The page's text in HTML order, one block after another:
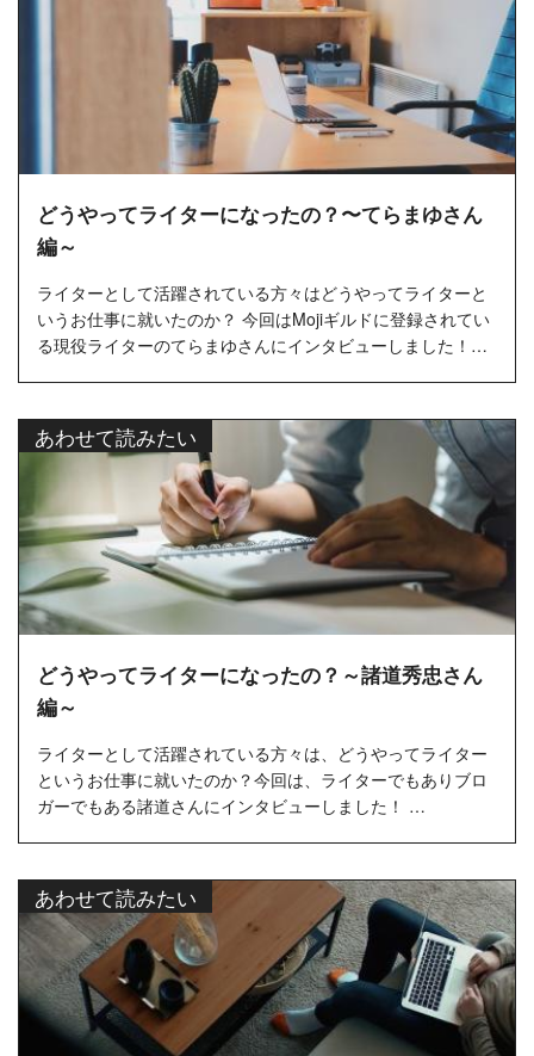
どうやってライターになったの？〜てらまゆさん
編～
ライターとして活躍されている方々はどうやってライターと
いうお仕事に就いたのか？ 今回はMojiギルドに登録されてい
る現役ライターのてらまゆさんにインタビューしました！…
あわせて読みたい
どうやってライターになったの？～諸道秀忠さん
編～
ライターとして活躍されている方々は、どうやってライター
というお仕事に就いたのか？今回は、ライターでもありブロ
ガーでもある諸道さんにインタビューしました！ …
あわせて読みたい